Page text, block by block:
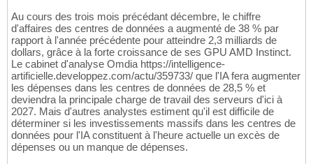
Au cours des trois mois précédant décembre, le chiffre
d'affaires des centres de données a augmenté de 38 % par
rapport à l'année précédente pour atteindre 2,3 milliards de
dollars, grâce à la forte croissance de ses GPU AMD Instinct.
Le cabinet d'analyse Omdia https://intelligence-
artificielle.developpez.com/actu/359733/ que l'IA fera augmenter
les dépenses dans les centres de données de 28,5 % et
deviendra la principale charge de travail des serveurs d'ici à
2027. Mais d'autres analystes estiment qu'il est difficile de
déterminer si les investissements massifs dans les centres de
données pour l'IA constituent à l'heure actuelle un excès de
dépenses ou un manque de dépenses.